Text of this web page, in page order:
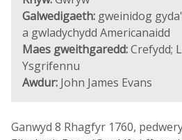
Galwedigaeth: gweinidog
a gwladychydd Americanaidd
Maes gweithgaredd:Crefydd;
Ysgrifennu
Awdur: John James Evans
Ganwyd 8 Rhagfyr 1760,